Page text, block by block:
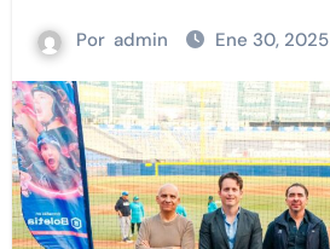
Por admin Ene 30, 2025